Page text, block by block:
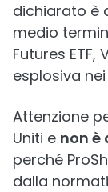
dichiarato è
medio
Futures ETF,
esplosiva
Attenzione
Uniti e non è
perché
dalla